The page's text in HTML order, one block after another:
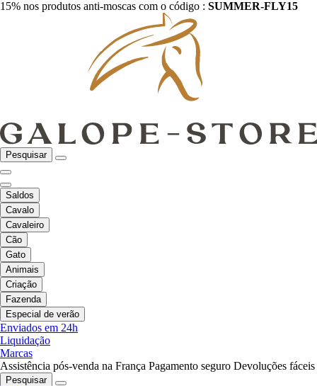
15% nos produtos anti-moscas com o código : SUMMER-FLY15
Pesquisar
Saldos
Cavalo
Cavaleiro
Cão
Gato
Animais
Criação
Fazenda
Especial de verão
Enviados em 24h
Liquidação
Marcas
Assistência pós-venda na França Pagamento seguro Devoluções fáceis
Pesquisar